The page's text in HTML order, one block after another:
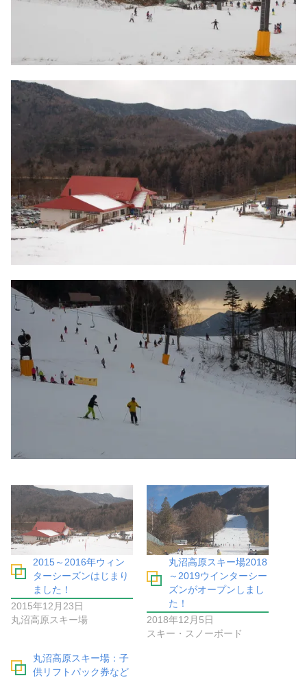
2015～2016年ウィン
ターシーズンはじまり
ました！
2015年12月23日
丸沼高原スキー場
丸沼高原スキー場2018
～2019ウインターシー
ズンがオープンしまし
た！
2018年12月5日
スキー・スノーボード
丸沼高原スキー場：子
供リフトパック券など